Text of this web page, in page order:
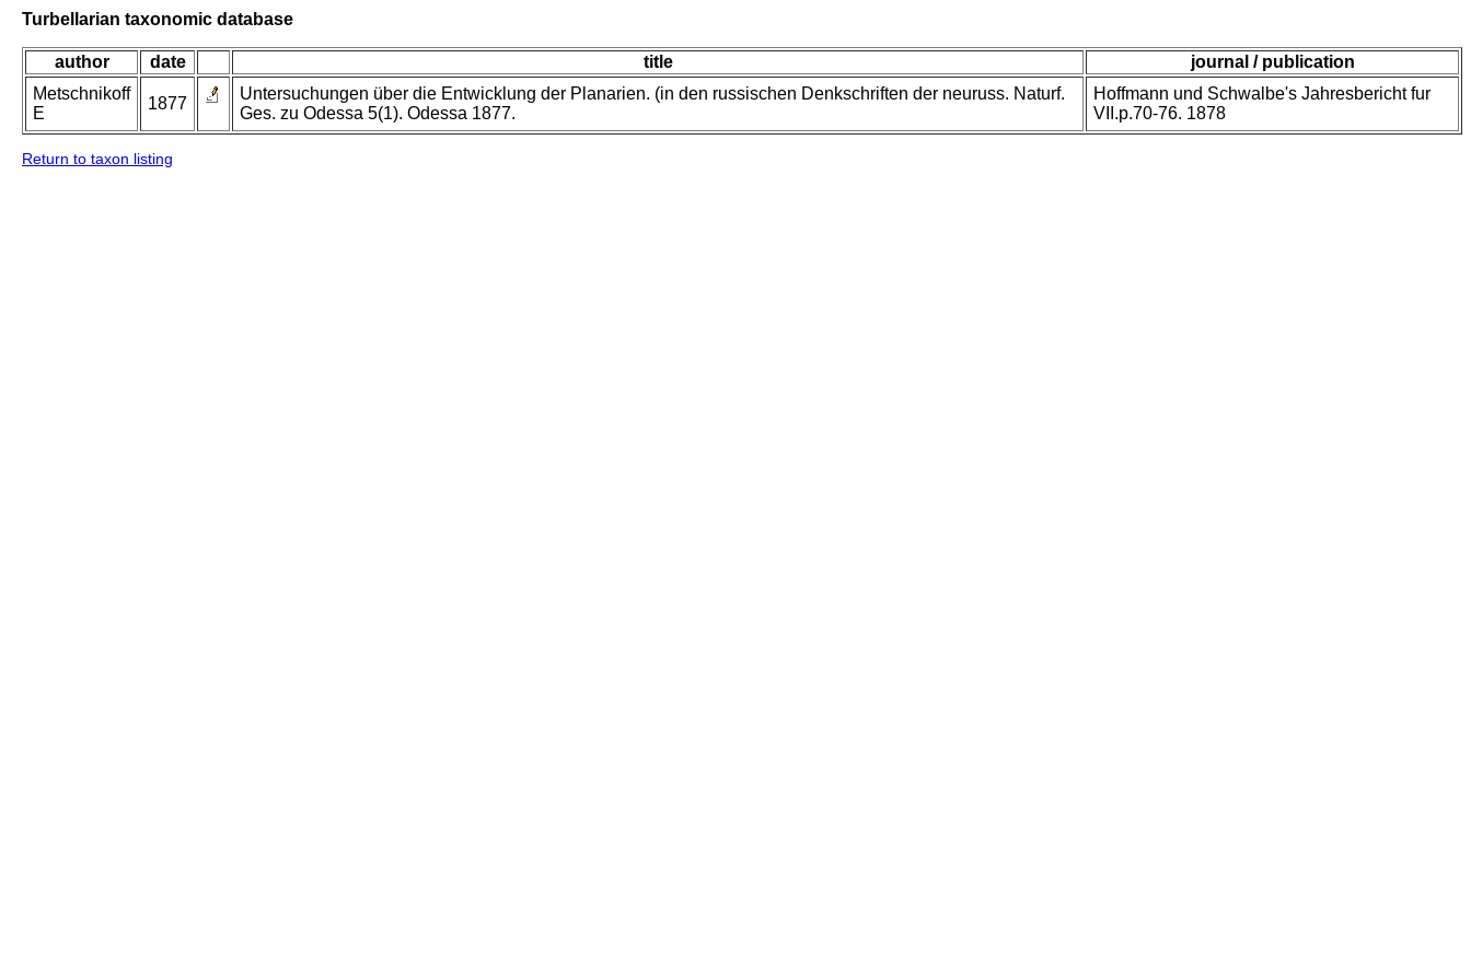
Turbellarian taxonomic database
author date title
journal / publication
Metschnikoff
E
1877
Untersuchungen über die Entwicklung der Planarien. (in den russischen Denkschriften der neuruss. Naturf.
Ges. zu Odessa 5(1). Odessa 1877.
Hoffmann und Schwalbe's Jahresbericht fur
VII.p.70-76. 1878
Return to taxon listing